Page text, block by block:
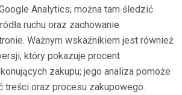
Analytics; można tam śledzić
ruchu oraz zachowanie
Ważnym wskaźnikiem jest również
który pokazuje procent
zakupu; jego analiza pomoże
treści oraz procesu zakupowego.